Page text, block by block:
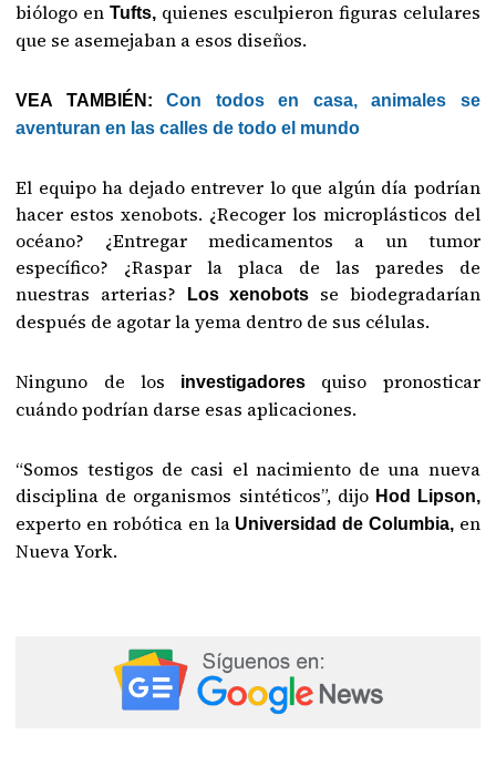
biólogo enTufts, quienes esculpieron figuras celulares
que se asemejaban a esos diseños.
VEA TAMBIÉN:Con todos en casa, animales se
aventuran en las calles de todo el mundo
El equipo ha dejado entrever lo que algún día podrían
hacer estos xenobots. ¿Recoger los microplásticos del
océano? ¿Entregar medicamentos a un tumor
específico? ¿Raspar la placa de las paredes de
nuestras arterias?
Los xenobots se biodegradarían
después de agotar la yema dentro de sus células.
Ninguno de los investigadores quiso pronosticar
cuándo podrían darse esas aplicaciones.
“Somos testigos de casi el nacimiento de una nueva
disciplina de organismos sintéticos”, dijo Hod Lipson,
experto en robótica en la Universidad de Columbia, en
Nueva York.